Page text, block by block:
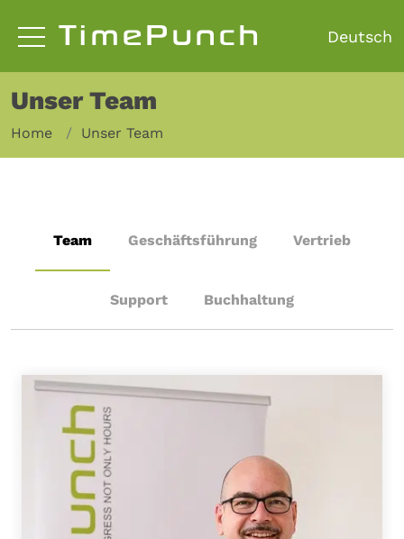
TimePunch
Unser Team
Home Unser Team
Team Geschäftsführung Vertrieb
Support Buchhaltung